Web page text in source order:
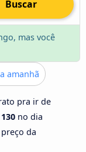
Buscar
mas você
amanhã
pra ir de
no dia
da